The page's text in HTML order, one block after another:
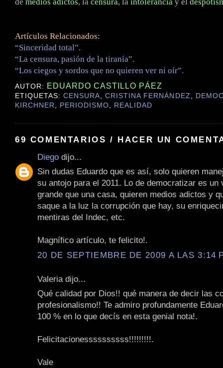
Artículos Relacionados:
“Sinceridad total”.
“La censura, pasión de la tiranía”.
“Los ciegos y sordos que no quieren ver ni oír”.
AUTOR: EDUARDO CASTILLO PÁEZ
ETIQUETAS:CENSURA,CRISTINA FERNÁNDEZ,
KIRCHNER, PERIODISMO, REALIDAD
69 COMENTARIOS / HACER UN
Diego dijo...
Sin dudas Eduardo que es así, solo quieren
su antojo para el 2011. Lo de democratizar es un
grande que una casa, quieren medios adictos y
saque a la luz la corrupción que hay, su
mentiras del Indec, etc.
Magnífico artículo, te felicito!.
20 DE SEPTIEMBRE DE 2009 A LAS 3:14
Valeria dijo...
Qué calidad por Dios!! qué manera de decir las
profesionalismo!! Te admiro profundamente
100 % en lo que decís en esta genial nota!.
Felicitacionessssssssss!!!!!!!!!.
Vale